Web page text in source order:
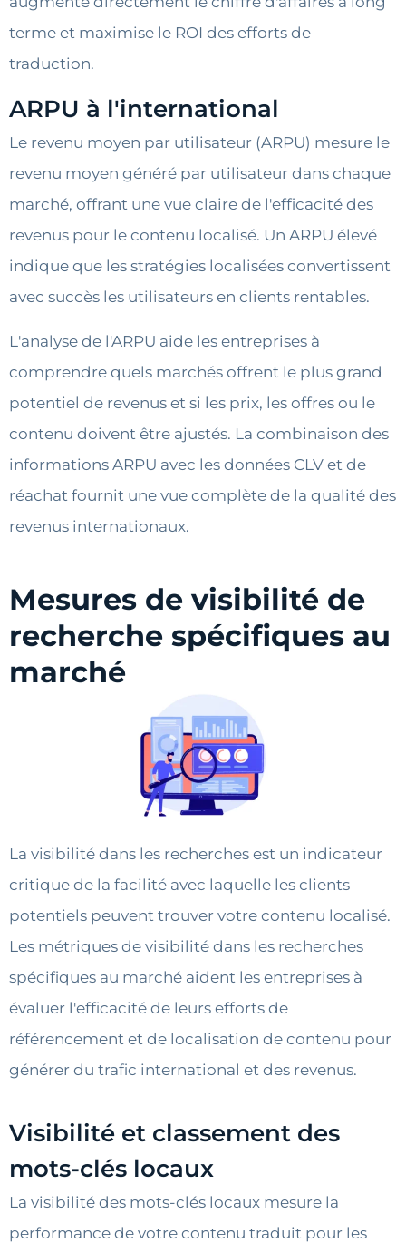
terme et maximise le ROI des efforts de
traduction.
ARPU à l'international
Le revenu moyen par utilisateur (ARPU) mesure le
revenu moyen généré par utilisateur dans chaque
marché, offrant une vue claire de l'efficacité des
revenus pour le contenu localisé. Un ARPU élevé
indique que les stratégies localisées convertissent
avec succès les utilisateurs en clients rentables.
L'analyse de l'ARPU aide les entreprises à
comprendre quels marchés offrent le plus grand
potentiel de revenus et si les prix, les offres ou le
contenu doivent être ajustés. La combinaison des
informations ARPU avec les données CLV et de
réachat fournit une vue complète de la qualité des
revenus internationaux.
Mesures de visibilité de
recherche spécifiques au
marché
La visibilité dans les recherches est un indicateur
critique de la facilité avec laquelle les clients
potentiels peuvent trouver votre contenu localisé.
Les métriques de visibilité dans les recherches
spécifiques au marché aident les entreprises à
évaluer l'efficacité de leurs efforts de
référencement et de localisation de contenu pour
générer du trafic international et des revenus.
Visibilité et classement des
mots-clés locaux
La visibilité des mots-clés locaux mesure la
performance de votre contenu traduit pour les